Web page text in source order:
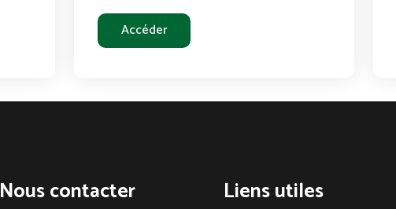
Accéder
Nous contacter Liens utiles